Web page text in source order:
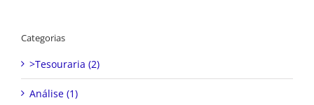
Categorias
>Tesouraria (2)
Análise (1)